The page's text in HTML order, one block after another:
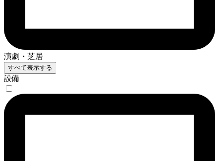
演劇・芝居
すべて表示する
設備